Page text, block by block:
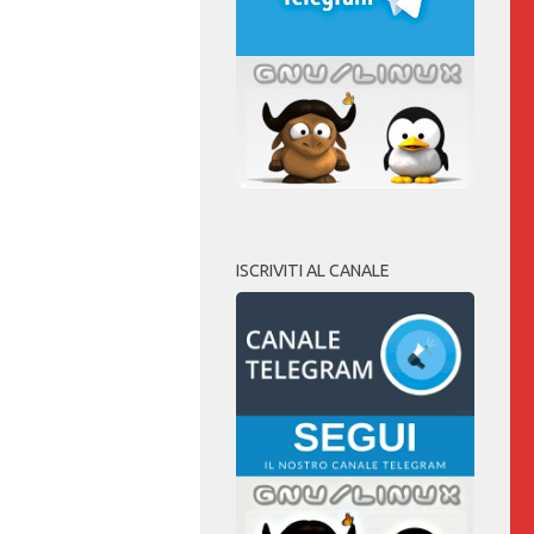
ISCRIVITI AL CANALE